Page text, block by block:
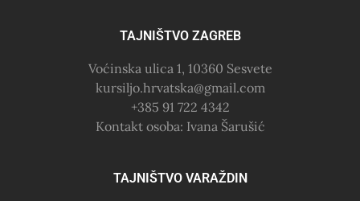
TAJNIŠTVO ZAGREB
Voćinska ulica 1, 10360 Sesvete
kursiljo.hrvatska@gmail.com
+385 91 722 4342
Kontakt osoba: Ivana Šarušić
TAJNIŠTVO VARAŽDIN